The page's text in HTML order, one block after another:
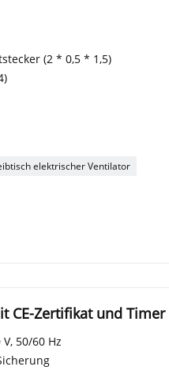
(2 * 0,5 * 1,5)
elektrischer Ventilator
CE-Zertifikat und Timer
50/60 Hz